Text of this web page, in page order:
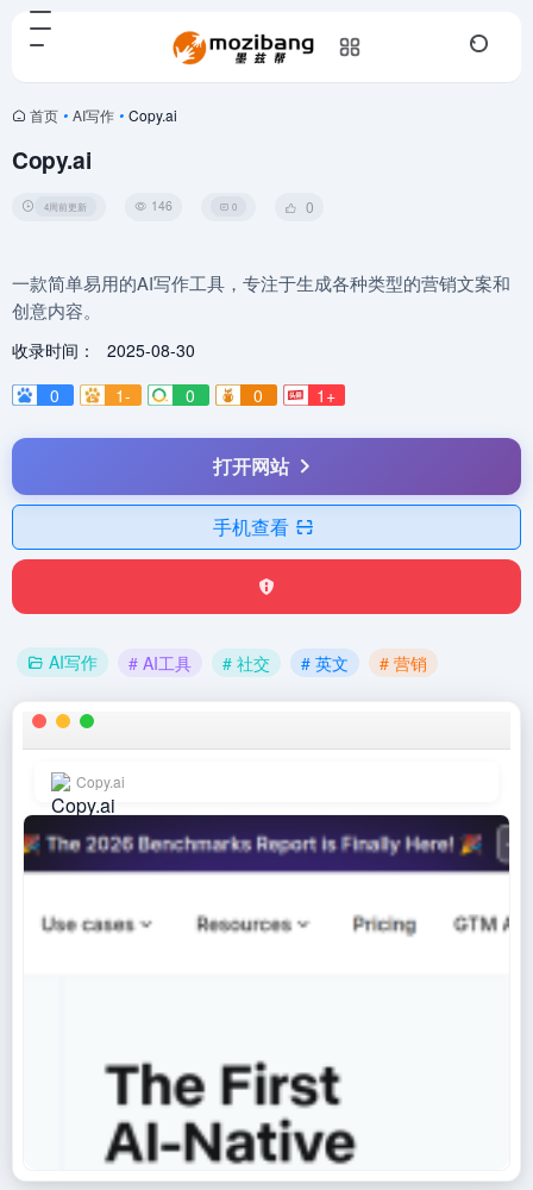
首页 • AI写作 • Copy.ai
Copy.ai
4周前更新 146 0 0
一款简单易用的AI写作工具，专注于生成各种类型的营销文案和
创意内容。
收录时间：
2025-08-30
0
1- 0 0 1+
打开网站
手机查看
AI写作 # AI工具 # 社交 # 英文 # 营销
Copy.ai